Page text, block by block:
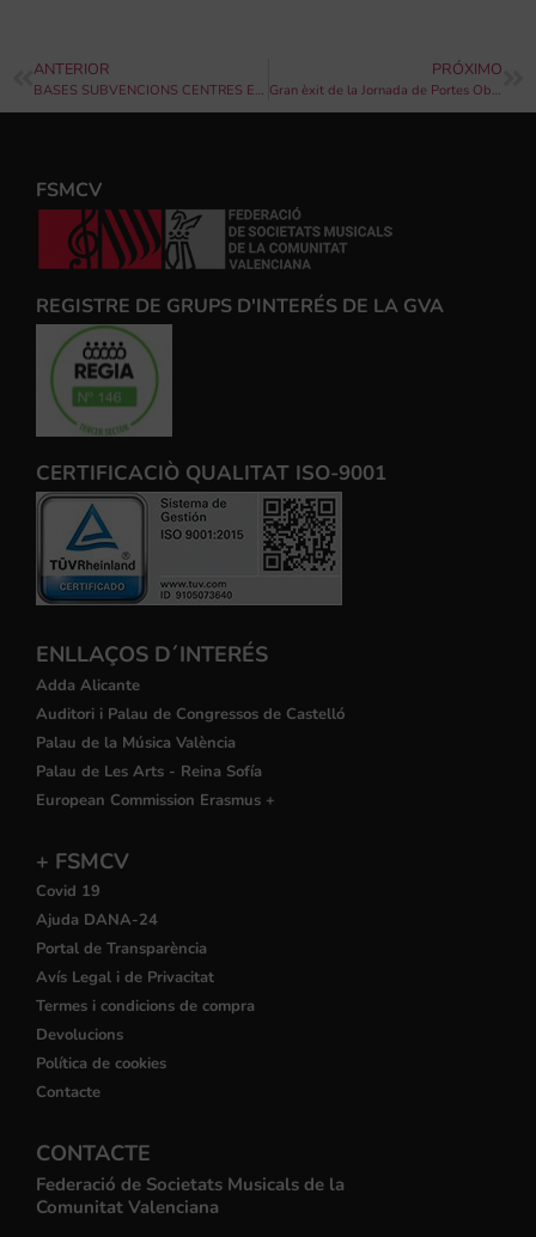
ANTERIOR
BASES SUBVENCIONS CENTRES ENSENYAMENTS ARTÍSTICS DE MÚSICA I DANSA
PRÓXIMO
Gran èxit de la Jornada de Portes Obertes de l’Artística Manisense!
FSMCV
REGISTRE DE GRUPS D'INTERÉS DE LA GVA
CERTIFICACIÒ QUALITAT ISO-9001
ENLLAÇOS D´INTERÉS
Adda Alicante
Auditori i Palau de Congressos de Castelló
Palau de la Música València
Palau de Les Arts - Reina Sofía
European Commission Erasmus +
+ FSMCV
Covid 19
Ajuda DANA-24
Portal de Transparència
Avís Legal i de Privacitat
Termes i condicions de compra
Devolucions
Política de cookies
Contacte
CONTACTE
Federació de Societats Musicals de la
Comunitat Valenciana